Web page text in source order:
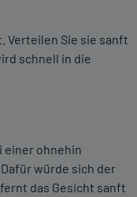
Verteilen Sie sie sanft
schnell in die
einer ohnehin
würde sich der
das Gesicht sanft